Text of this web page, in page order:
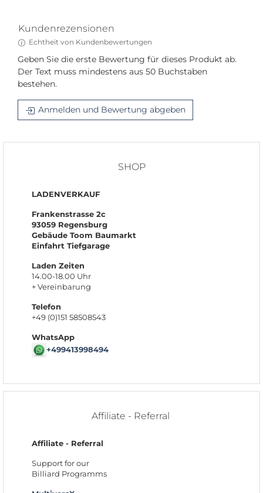
Kundenrezensionen
Echtheit von Kundenbewertungen
Geben Sie die erste Bewertung für dieses Produkt ab.
Der Text muss mindestens aus 50 Buchstaben
bestehen.
Anmelden und Bewertung abgeben
SHOP
LADENVERKAUF
Frankenstrasse 2c
93059 Regensburg
Gebäude Toom Baumarkt
Einfahrt Tiefgarage
Laden Zeiten
14.00-18.00 Uhr
+ Vereinbarung
Telefon
+49 (0)151 58508543
WhatsApp
+499413998494
Affiliate - Referral
Affiliate - Referral
Support for our
Billiard Programms